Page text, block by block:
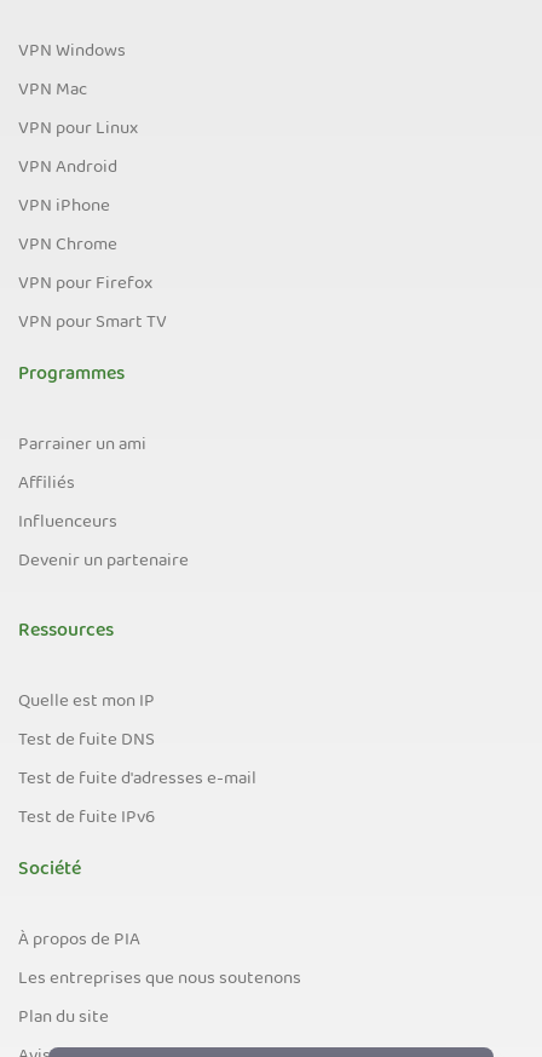
VPN Windows
VPN Mac
VPN pour Linux
VPN Android
VPN iPhone
VPN Chrome
VPN pour Firefox
VPN pour Smart TV
Programmes
Parrainer un ami
Affiliés
Influenceurs
Devenir un partenaire
Ressources
Quelle est mon IP
Test de fuite DNS
Test de fuite d'adresses e-mail
Test de fuite IPv6
Société
À propos de PIA
Les entreprises que nous soutenons
Plan du site